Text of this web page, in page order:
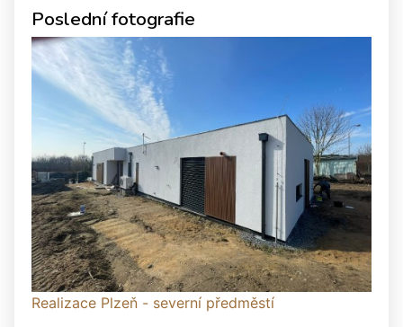
Poslední fotografie
Realizace Plzeň - severní předměstí